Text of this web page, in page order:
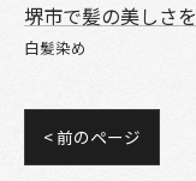
堺市で髪の美しさ
白髪染め
< 前のページ